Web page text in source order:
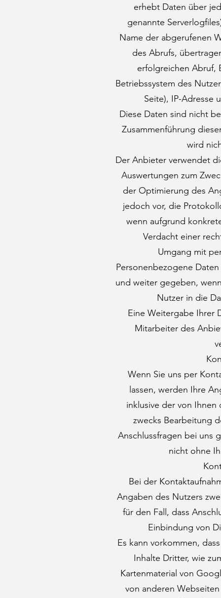
erhebt Daten über
genannte
Name der abgerufenen
des Abrufs,
erfolgreichen Abruf,
Betriebssystem des
Seite), IP-Adresse
Diese Daten sind nicht
Zusammenführung
wird
Der Anbieter verwendet
Auswertungen zum
der Optimierung des
jedoch vor, die
wenn aufgrund
Verdacht einer
Umgang mit
Personenbezogene
und weiter gegeben,
Nutzer in die
Eine Weitergabe Ihrer
Mitarbeiter des
Wenn Sie uns per
lassen, werden Ihre
inklusive der von
zwecks Bearbeitung
Anschlussfragen bei uns
nicht ohne
Bei der
Angaben des Nutzers
für den Fall, dass
Einbindung von
Es kann vorkommen,
Inhalte Dritter, wie
Kartenmaterial von
von anderen